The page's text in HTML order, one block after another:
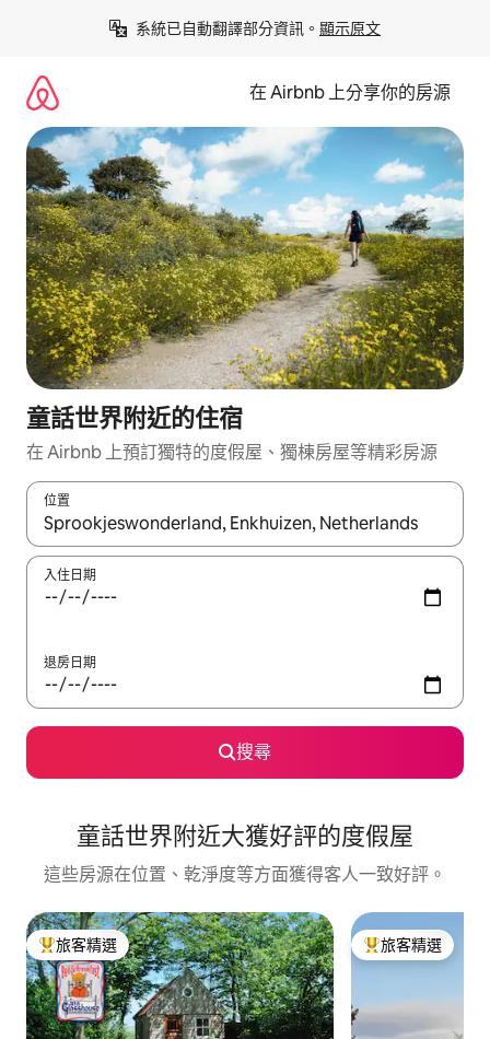
系統已自動翻譯部分資訊。 顯示原文
在 Airbnb 上分享你的房源
童話世界附近的住宿
在 Airbnb 上預訂獨特的度假屋、獨棟房屋等精彩房源
位置
如有搜尋結果，瀏覽內容時請使用上下箭頭，或輕點、滑動裝置。
入住日期
退房日期
搜尋
童話世界附近大獲好評的度假屋
這些房源在位置、乾淨度等方面獲得客人一致好評。
旅客精選榜首
旅客精選 旅客精選榜首
旅客精選